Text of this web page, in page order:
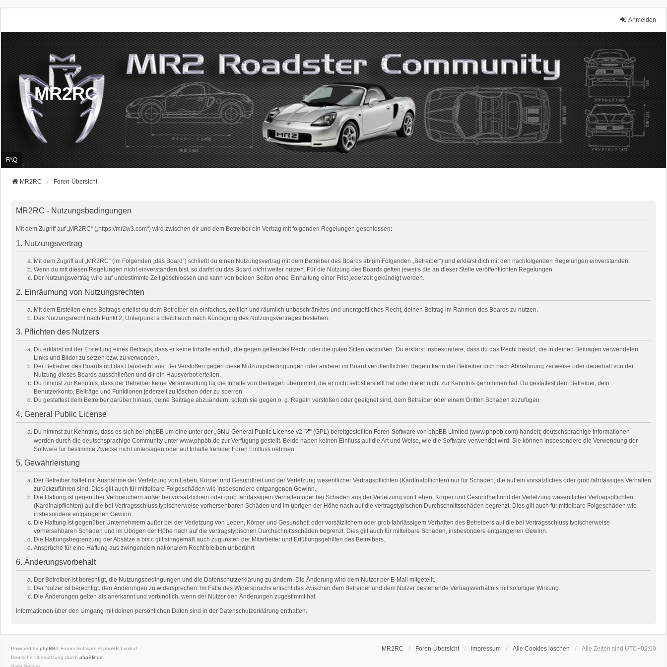
Anmelden
MR2RC
FAQ
MR2RC Foren-Übersicht
MR2RC - Nutzungsbedingungen
Mit dem Zugriff auf „MR2RC“ („https://mr2w3.com“) wird zwischen dir und dem Betreiber ein Vertrag mit folgenden Regelungen geschlossen:
1. Nutzungsvertrag
Mit dem Zugriff auf „MR2RC“ (im Folgenden „das Board“) schließt du einen Nutzungsvertrag mit dem Betreiber des Boards ab (im Folgenden „Betreiber“) und erklärst dich mit den nachfolgenden Regelungen einverstanden.
Wenn du mit diesen Regelungen nicht einverstanden bist, so darfst du das Board nicht weiter nutzen. Für die Nutzung des Boards gelten jeweils die an dieser Stelle veröffentlichten Regelungen.
Der Nutzungsvertrag wird auf unbestimmte Zeit geschlossen und kann von beiden Seiten ohne Einhaltung einer Frist jederzeit gekündigt werden.
2. Einräumung von Nutzungsrechten
Mit dem Erstellen eines Beitrags erteilst du dem Betreiber ein einfaches, zeitlich und räumlich unbeschränktes und unentgeltliches Recht, deinen Beitrag im Rahmen des Boards zu nutzen.
Das Nutzungsrecht nach Punkt 2, Unterpunkt a bleibt auch nach Kündigung des Nutzungsvertrages bestehen.
3. Pflichten des Nutzers
Du erklärst mit der Erstellung eines Beitrags, dass er keine Inhalte enthält, die gegen geltendes Recht oder die guten Sitten verstoßen. Du erklärst insbesondere, dass du das Recht besitzt, die in deinen Beiträgen verwendeten
Links und Bilder zu setzen bzw. zu verwenden.
Der Betreiber des Boards übt das Hausrecht aus. Bei Verstößen gegen diese Nutzungsbedingungen oder anderer im Board veröffentlichten Regeln kann der Betreiber dich nach Abmahnung zeitweise oder dauerhaft von der
Nutzung dieses Boards ausschließen und dir ein Hausverbot erteilen.
Du nimmst zur Kenntnis, dass der Betreiber keine Verantwortung für die Inhalte von Beiträgen übernimmt, die er nicht selbst erstellt hat oder die er nicht zur Kenntnis genommen hat. Du gestattest dem Betreiber, dein
Benutzerkonto, Beiträge und Funktionen jederzeit zu löschen oder zu sperren.
Du gestattest dem Betreiber darüber hinaus, deine Beiträge abzuändern, sofern sie gegen o. g. Regeln verstoßen oder geeignet sind, dem Betreiber oder einem Dritten Schaden zuzufügen.
4. General Public License
Du nimmst zur Kenntnis, dass es sich bei phpBB um eine unter der „GNU General Public License v2
“ (GPL) bereitgestellten Foren-Software von phpBB Limited (www.phpbb.com) handelt; deutschsprachige Informationen
werden durch die deutschsprachige Community unter www.phpbb.de zur Verfügung gestellt. Beide haben keinen Einfluss auf die Art und Weise, wie die Software verwendet wird. Sie können insbesondere die Verwendung der
Software für bestimmte Zwecke nicht untersagen oder auf Inhalte fremder Foren Einfluss nehmen.
5. Gewährleistung
Der Betreiber haftet mit Ausnahme der Verletzung von Leben, Körper und Gesundheit und der Verletzung wesentlicher Vertragspflichten (Kardinalpflichten) nur für Schäden, die auf ein vorsätzliches oder grob fahrlässiges Verhalten
zurückzuführen sind. Dies gilt auch für mittelbare Folgeschäden wie insbesondere entgangenen Gewinn.
Die Haftung ist gegenüber Verbrauchern außer bei vorsätzlichem oder grob fahrlässigem Verhalten oder bei Schäden aus der Verletzung von Leben, Körper und Gesundheit und der Verletzung wesentlicher Vertragspflichten
(Kardinalpflichten) auf die bei Vertragsschluss typischerweise vorhersehbaren Schäden und im übrigen der Höhe nach auf die vertragstypischen Durchschnittsschäden begrenzt. Dies gilt auch für mittelbare Folgeschäden wie
insbesondere entgangenen Gewinn.
Die Haftung ist gegenüber Unternehmern außer bei der Verletzung von Leben, Körper und Gesundheit oder vorsätzlichem oder grob fahrlässigem Verhalten des Betreibers auf die bei Vertragsschluss typischerweise
vorhersehbaren Schäden und im Übrigen der Höhe nach auf die vertragstypischen Durchschnittsschäden begrenzt. Dies gilt auch für mittelbare Schäden, insbesondere entgangenen Gewinn.
Die Haftungsbegrenzung der Absätze a bis c gilt sinngemäß auch zugunsten der Mitarbeiter und Erfüllungsgehilfen des Betreibers.
Ansprüche für eine Haftung aus zwingendem nationalem Recht bleiben unberührt.
6. Änderungsvorbehalt
Der Betreiber ist berechtigt, die Nutzungsbedingungen und die Datenschutzerklärung zu ändern. Die Änderung wird dem Nutzer per E-Mail mitgeteilt.
Der Nutzer ist berechtigt, den Änderungen zu widersprechen. Im Falle des Widerspruchs erlischt das zwischen dem Betreiber und dem Nutzer bestehende Vertragsverhältnis mit sofortiger Wirkung.
Die Änderungen gelten als anerkannt und verbindlich, wenn der Nutzer den Änderungen zugestimmt hat.
Informationen über den Umgang mit deinen persönlichen Daten sind in der Datenschutzerklärung enthalten.
MR2RC Foren-Übersicht Impressum Alle Cookies löschen Alle Zeiten sind UTC+02:00
Powered by phpBB® Forum Software © phpBB Limited
Deutsche Übersetzung durch phpBB.de